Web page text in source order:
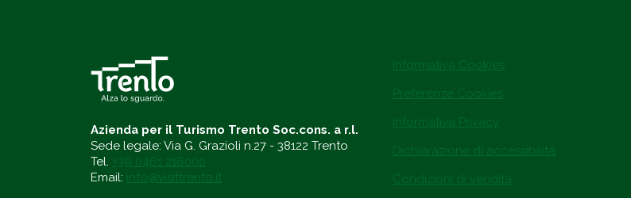
Azienda per il Turismo Trento Soc.cons. a r.l.
Sede legale: Via G. Grazioli n.27 - 38122 Trento
Tel. +39 0461 216000
Email: info@visittrento.it
Informativa Cookies
Preferenze Cookies
Informativa Privacy
Dichiarazione di accessibilità
Condizioni di vendita